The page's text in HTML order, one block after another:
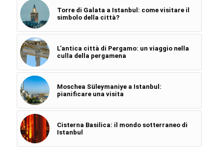
Torre di Galata a Istanbul: come visitare il
simbolo della città?
L'antica città di Pergamo: un viaggio nella
culla della pergamena
Moschea Süleymaniye a Istanbul:
pianificare una visita
Cisterna Basilica: il mondo sotterraneo di
Istanbul